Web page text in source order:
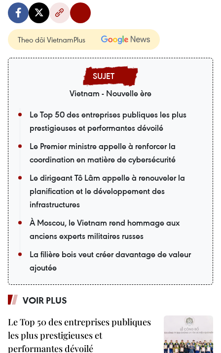
Theo dõi VietnamPlus
Vietnam - Nouvelle ère
Le Top 50 des entreprises publiques les plus
prestigieuses et performantes dévoilé
Le Premier ministre appelle à renforcer la
coordination en matière de cybersécurité
Le dirigeant Tô Lâm appelle à renouveler la
planification et le développement des
infrastructures
À Moscou, le Vietnam rend hommage aux
anciens experts militaires russes
La filière bois veut créer davantage de valeur
ajoutée
VOIR PLUS
Le Top 50 des entreprises publiques
les plus prestigieuses et
performantes dévoilé